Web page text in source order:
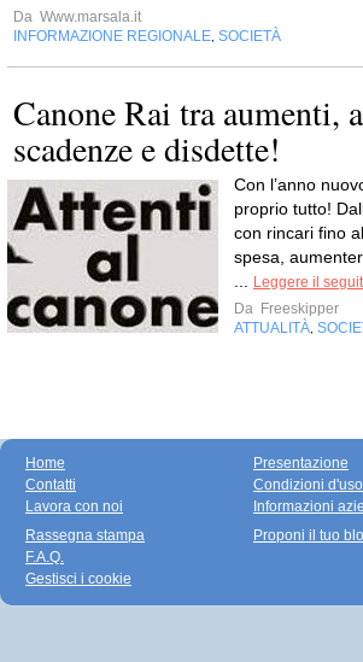
Da Www.marsala.it
INFORMAZIONE REGIONALE SOCIETÀ
Canone Rai tra aumenti,
scadenze e disdette!
Con l’anno
proprio tutto!
con rincari fino
spesa,
Leggere il
Da Freeskipper
ATTUALITÀ
Home
Contatti
Lavora con noi
Presentazione
Condizioni d'uso
Informazioni
Rassegna stampa
F.A.Q.
Gestisci i cookie
Proponi il tuo